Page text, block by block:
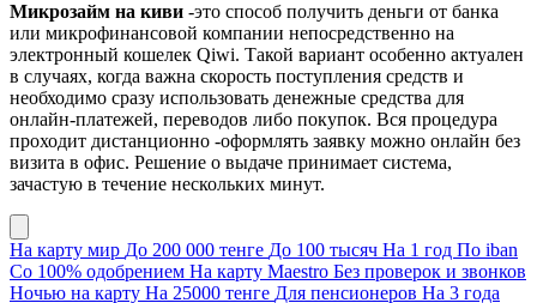
Микрозайм на киви -это способ получить деньги от банка
или микрофинансовой компании непосредственно на
электронный кошелек Qiwi. Такой вариант особенно актуален
в случаях, когда важна скорость поступления средств и
необходимо сразу использовать денежные средства для
онлайн-платежей, переводов либо покупок. Вся процедура
проходит дистанционно -оформлять заявку можно онлайн без
визита в офис. Решение о выдаче принимает система,
зачастую в течение нескольких минут.
На карту мир До 200 000 тенге До 100 тысяч На 1 год По iban
Со 100% одобрением На карту Maestro Без проверок и звонков
Ночью на карту На 25000 тенге Для пенсионеров На 3 года